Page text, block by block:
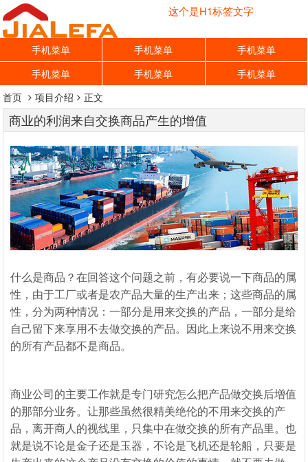
这个是H1标签文字
手机菜单 手机菜单
手机菜单
手机菜单
手机菜单
手机菜单
首页
项目介绍 正文
商业的利润来自交换商品产生的增值
什么是商品？在回答这个问题之前，有必要说一下商品的属
性，由于工厂或者是农产品大量的生产出来；这些商品的属
性，分为两种情况：一部分是用来交换的产品，一部分是给
自己留下来享用不去做交换的产品。因此上来说不用来交换
的所有产品都不是商品。
商业公司的主要工作就是专门研究怎么把产品做交换后增值
的那部分业务。让那些虽然很精美绝伦的不用来交换的产
品，离开商人的视线里，只集中在做交换的所有产品里。也
就是说不论是金子还是玉器，不论是飞机还是轮船，只要是